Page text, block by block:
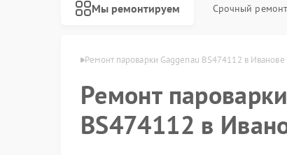
Мы ремонтируем Срочный ремонт
в Иванове Ремонт пароварки Gaggenau BS474112 в Иванове
Ремонт
BS474112 в